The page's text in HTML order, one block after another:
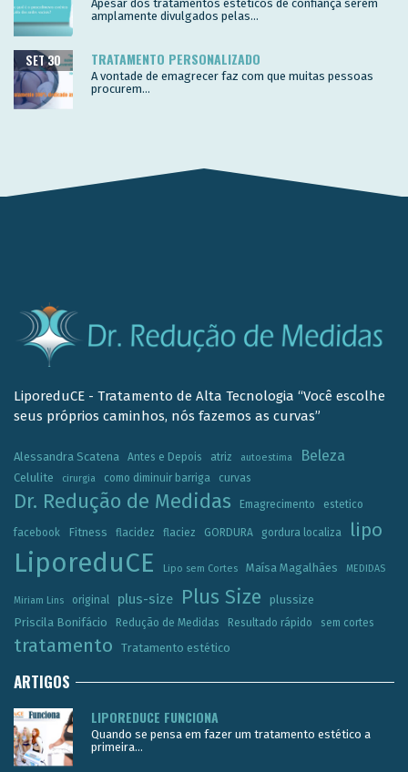
Apesar dos tratamentos estéticos de confiança serem
amplamente divulgados pelas...
TRATAMENTO PERSONALIZADO
SET 30
A vontade de emagrecer faz com que muitas pessoas
procurem...
LiporeduCE - Tratamento de Alta Tecnologia “Você escolhe
seus próprios caminhos, nós fazemos as curvas”
Alessandra Scatena Antes e Depois atriz autoestima Beleza
Celulite cirurgia como diminuir barriga curvas
Dr. Redução de Medidas Emagrecimento estetico
facebook Fitness flacidez flaciez GORDURA gordura localiza lipo
LiporeduCE Lipo sem Cortes Maísa Magalhães MEDIDAS
Miriam Lins original plus-size Plus Size
plussize
Priscila Bonifácio
Redução de Medidas Resultado rápido sem cortes
tratamento Tratamento estético
ARTIGOS
LIPOREDUCE FUNCIONA
Quando se pensa em fazer um tratamento estético a
primeira...